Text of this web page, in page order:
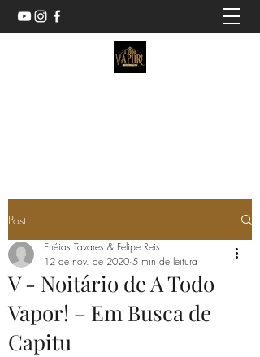
Post
V - Noitário de A Todo
Vapor! – Em Busca de
Capitu
Enéias Tavares & Felipe Reis
12 de nov. de 2020 5 min de leitura